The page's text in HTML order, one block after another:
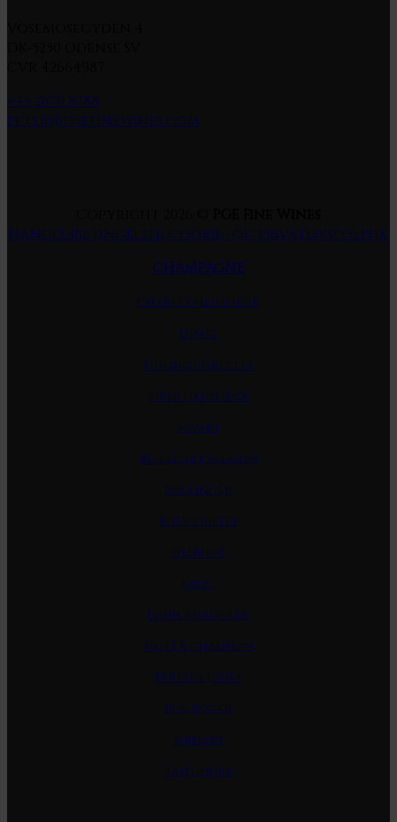
+45 2670 8788
peter@pgefinewines.com
Handelsbetingelser Cookie- og privatlivspolitik
CHAMPAGNE
Charles Heidsieck
Deutz
Dhondt-Grellet
Piper Heidsieck
Savart
Billecart Salmon
Bollinger
Egly-Ouriet
Henriot
Krug
Louis Roederer
Moet & Chandon
Perrier Jouet
Pol Roger
Ruinart
Taittinger